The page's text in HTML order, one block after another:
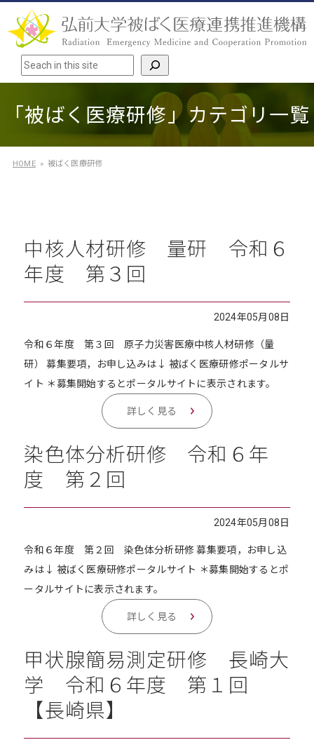
検索
「被ばく医療研修」カテゴリ一覧
HOME 被ばく医療研修
中核人材研修 量研 令和６
年度 第３回
2024年05月08日
令和６年度 第３回 原子力災害医療中核人材研修（量
研） 募集要項，お申し込みは↓ 被ばく医療研修ポータルサ
イト ＊募集開始するとポータルサイトに表示されます。
詳しく見る
染色体分析研修 令和６年
度 第２回
2024年05月08日
令和６年度 第２回 染色体分析研修 募集要項，お申し込
みは↓ 被ばく医療研修ポータルサイト ＊募集開始するとポ
ータルサイトに表示されます。
詳しく見る
甲状腺簡易測定研修 長崎大
学 令和６年度 第１回
【長崎県】